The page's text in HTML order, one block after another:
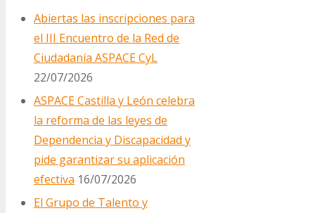
Abiertas las inscripciones para
el III Encuentro de la Red de
Ciudadanía ASPACE CyL
22/07/2026
ASPACE Castilla y León celebra
la reforma de las leyes de
Dependencia y Discapacidad y
pide garantizar su aplicación
efectiva 16/07/2026
El Grupo de Talento y